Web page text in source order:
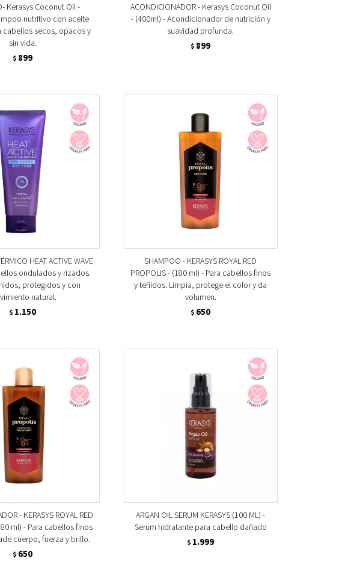
Kerasys Coconut Oil -
nutritivo con aceite
cabellos secos, opacos y
sin vida.
$ 899
ACONDICIONADOR - Kerasys Coconut Oil
- (400ml) - Acondicionador de nutrición y
suavidad profunda.
$ 899
HEAT ACTIVE WAVE
ondulados y rizados.
protegidos y con
natural.
$ 1.150
SHAMPOO - KERASYS ROYAL RED
PROPOLIS - (180 ml) - Para cabellos finos
y teñidos. Limpia, protege el color y da
volumen.
$ 650
- KERASYS ROYAL RED
ml) - Para cabellos finos
cuerpo, fuerza y brillo.
$ 650
ARGAN OIL SERUM KERASYS (100 ML) -
Serum hidratante para cabello dañado
$ 1.999